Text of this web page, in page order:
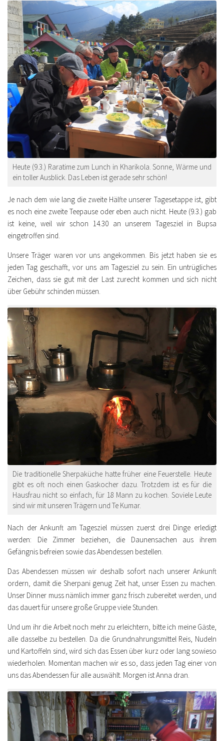
Heute (9.3.) Raratime zum Lunch in Kharikola. Sonne, Wärme und
ein toller Ausblick. Das Leben ist gerade sehr schön!
Je nach dem wie lang die zweite Hälfte unserer Tagesetappe ist, gibt
es noch eine zweite Teepause oder eben auch nicht. Heute (9.3.) gab
ist keine, weil wir schon 14.30 an unserem Tagesziel in Bupsa
eingetroffen sind.
Unsere Träger waren vor uns angekommen. Bis jetzt haben sie es
jeden Tag geschafft, vor uns am Tagesziel zu sein. Ein untrügliches
Zeichen, dass sie gut mit der Last zurecht kommen und sich nicht
über Gebühr schinden müssen.
Die traditionelle Sherpaküche hatte früher eine Feuerstelle. Heute
gibt es oft noch einen Gaskocher dazu. Trotzdem ist es für die
Hausfrau nicht so einfach, für 18 Mann zu kochen. Soviele Leute
sind wir mit unseren Trägern und Te Kumar.
Nach der Ankunft am Tagesziel müssen zuerst drei Dinge erledigt
werden: Die Zimmer beziehen, die Daunensachen aus ihrem
Gefängnis befreien sowie das Abendessen bestellen.
Das Abendessen müssen wir deshalb sofort nach unserer Ankunft
ordern, damit die Sherpani genug Zeit hat, unser Essen zu machen.
Unser Dinner muss nämlich immer ganz frisch zubereitet werden, und
das dauert für unsere große Gruppe viele Stunden.
Und um ihr die Arbeit noch mehr zu erleichtern, bitte ich meine Gäste,
alle dasselbe zu bestellen. Da die Grundnahrungsmittel Reis, Nudeln
und Kartoffeln sind, wird sich das Essen über kurz oder lang sowieso
wiederholen. Momentan machen wir es so, dass jeden Tag einer von
uns das Abendessen für alle auswählt. Morgen ist Anna dran.